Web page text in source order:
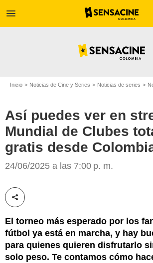
menu
Inicio Noticias de Cine y Series Noticias de series
Así puedes ver en
Mundial de Clubes
gratis desde
24/06/2025 a las 7:00 p. m.
Compartir esta noticia
El torneo más esperado por los
fútbol ya está en marcha, y hay
para quienes quieren disfrutarlo
solo peso. Te contamos cómo